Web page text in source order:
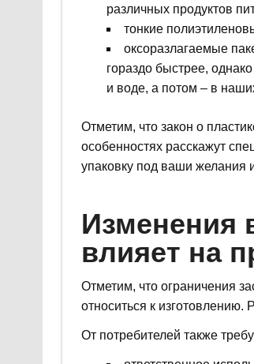
различных продуктов
тонкие
оксоразлагаемые
гораздо быстрее,
и воде, а потом – в
Отметим, что закон о
особенностях расскажут
упаковку под ваши желания
Изменения
влияет на
Отметим, что ограничения
относиться к изготовлению.
От потребителей также